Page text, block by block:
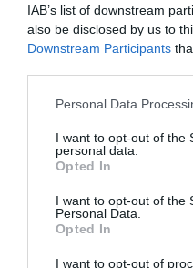
IAB’s list of downstream
also be disclosed by us to
Downstream Participants
Personal Data
I want to opt-out of the
personal data.
Opted In
I want to opt-out of the
Personal Data.
Opted In
I want to opt-out of
Índex2P
Actic